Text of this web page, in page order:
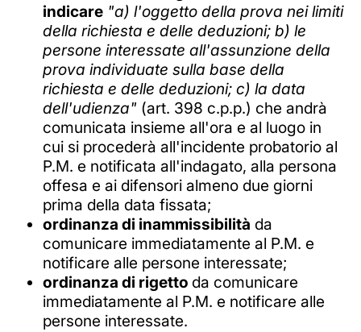
indicare "a) l'oggetto della prova nei limiti
della richiesta e delle deduzioni; b) le
persone interessate all'assunzione della
prova individuate sulla base della
richiesta e delle deduzioni; c) la data
dell'udienza" (art. 398 c.p.p.) che andrà
comunicata insieme all'ora e al luogo in
cui si procederà all'incidente probatorio al
P.M. e notificata all'indagato, alla persona
offesa e ai difensori almeno due giorni
prima della data fissata;
ordinanza di inammissibilità da
comunicare immediatamente al P.M. e
notificare alle persone interessate;
ordinanza di rigetto da comunicare
immediatamente al P.M. e notificare alle
persone interessate.